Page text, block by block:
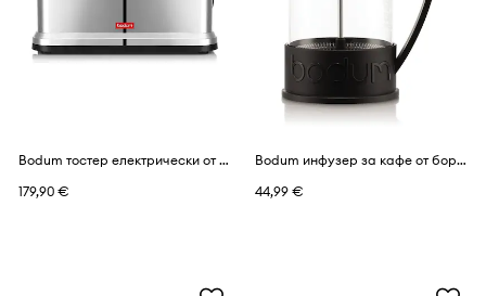
Bodum тостер електрически от неръждаема стомана 17,5 x 16,5 x 30,2 cm
179,90 €
Bodum инфузер за кафе от боросиликатно стъкло 1 l
44,99 €